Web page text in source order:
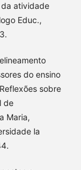
atividade
Educ.,
do ensino
sobre
de
Maria,
la